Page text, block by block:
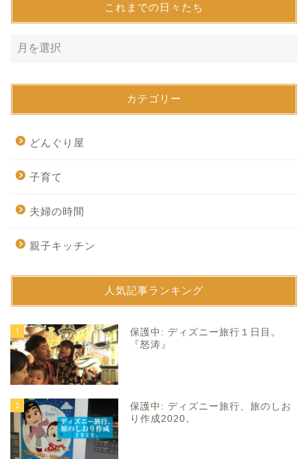
これまでの日々たち
カテゴリー
どんぐり屋
子育て
夫婦の時間
親子キッチン
人気記事ランキング
1
保護中: ディズニー旅行１日目。
『怒涛』
2
保護中: ディズニー旅行、旅のしお
り作成2020。